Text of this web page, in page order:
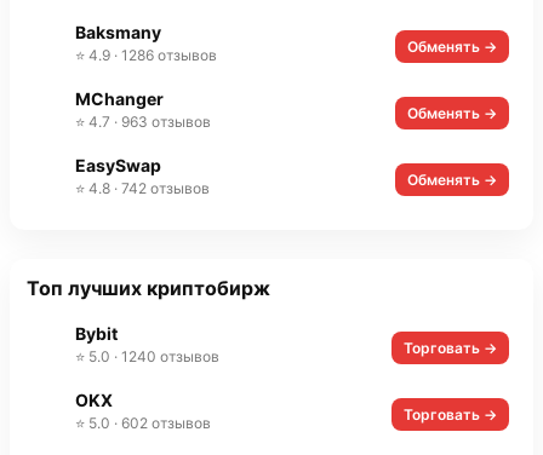
Baksmany
⭐ 4.9 · 1286 отзывов Обменять →
MChanger
⭐ 4.7 · 963 отзывов Обменять →
EasySwap
⭐ 4.8 · 742 отзывов Обменять →
Топ лучших криптобирж
Bybit
⭐ 5.0 · 1240 отзывов Торговать →
OKX
⭐ 5.0 · 602 отзывов Торговать →